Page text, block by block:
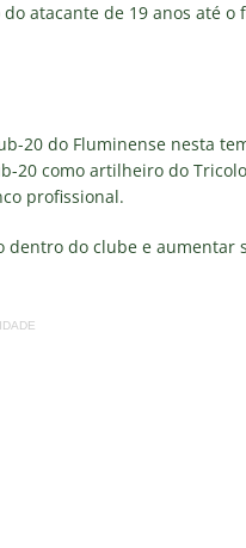
escalação para confronto
— Oitavas Copa do Brasil 2026:
atacante de 19 anos até o
20 do Fluminense nesta
20 como artilheiro do
profissional.
dentro do clube e aumentar